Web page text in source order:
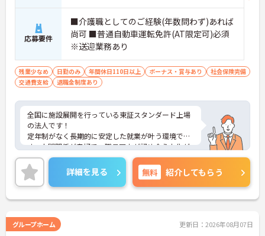
応募要件
■介護職としてのご経験(年数問わず)あれば
尚可 ■普通自動車運転免許(AT限定可)必須
※送迎業務あり
残業少なめ 日勤のみ 年間休日110日以上 ボーナス・賞与あり
社会保険完備
交通費支給
退職金制度あり
全国に施設展開を行っている東証スタンダード上場
の法人です！
定年制がなく長期的に安定した就業が叶う環境で
す。人間関係が良好で、職員同士が認め合う文化が
根付いています。
ご興味のある方には、面接対策ポイントなど、さら
に詳細をご案内しますのでお気軽にご相談くださ
い！
詳細を見る 無料 紹介してもらう
グループホーム 更新日：2026年08月07日